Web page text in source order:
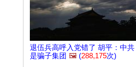
退伍兵高呼入党错了 胡平：中共
是骗子集团 🖼️ (288,175次)